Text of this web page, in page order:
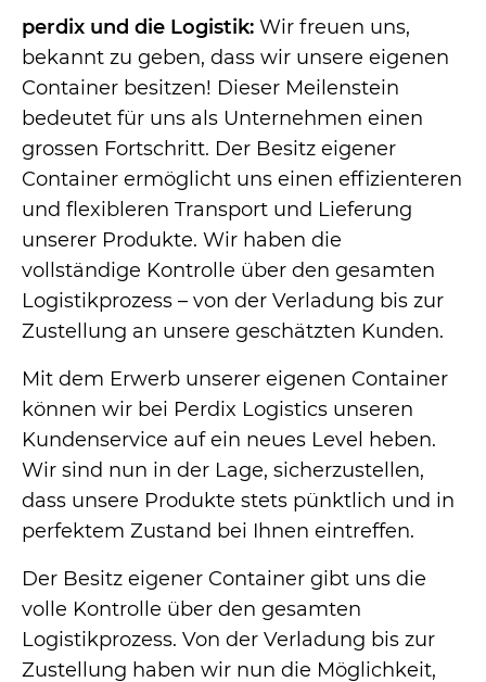
perdix und die Logistik: Wir freuen uns,
bekannt zu geben, dass wir unsere eigenen
Container besitzen! Dieser Meilenstein
bedeutet für uns als Unternehmen einen
grossen Fortschritt. Der Besitz eigener
Container ermöglicht uns einen effizienteren
und flexibleren Transport und Lieferung
unserer Produkte. Wir haben die
vollständige Kontrolle über den gesamten
Logistikprozess – von der Verladung bis zur
Zustellung an unsere geschätzten Kunden.
Mit dem Erwerb unserer eigenen Container
können wir bei Perdix Logistics unseren
Kundenservice auf ein neues Level heben.
Wir sind nun in der Lage, sicherzustellen,
dass unsere Produkte stets pünktlich und in
perfektem Zustand bei Ihnen eintreffen.
Der Besitz eigener Container gibt uns die
volle Kontrolle über den gesamten
Logistikprozess. Von der Verladung bis zur
Zustellung haben wir nun die Möglichkeit,